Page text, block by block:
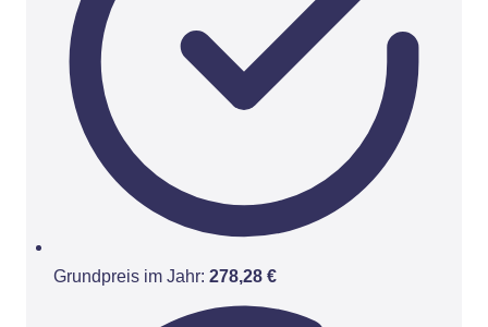
Grundpreis im Jahr: 278,28 €